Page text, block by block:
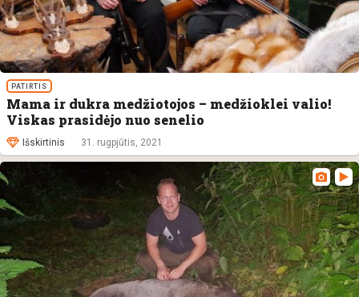
PATIRTIS
Mama ir dukra medžiotojos – medžioklei valio!
Viskas prasidėjo nuo senelio
Išskirtinis 31. rugpjūtis, 2021